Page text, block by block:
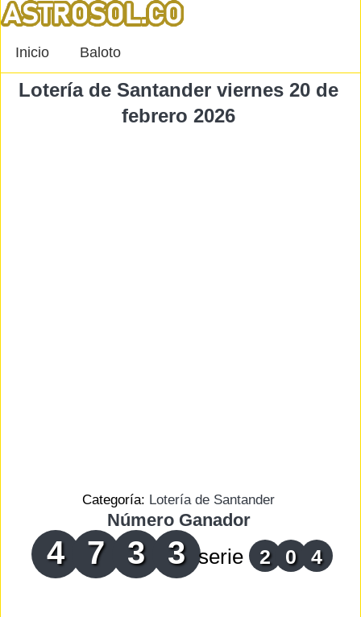
Inicio Baloto
Lotería de Santander viernes 20 de
febrero 2026
Categoría: Lotería de Santander
Número Ganador
4 7 3 3 serie 2 0 4